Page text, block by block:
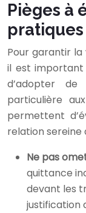
Pièges à
pratiques
Pour garantir
il est important
d’adopter de
particulière
permettent
relation sereine
Ne pas
quittance
devant les
justification